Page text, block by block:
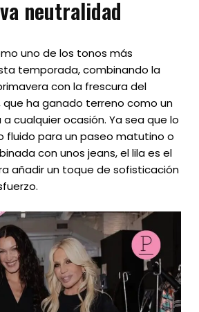
neutralidad
uno de los tonos más
temporada, combinando la
con la frescura del
que ha ganado terreno como un
cualquier ocasión. Ya sea que lo
fluido para un paseo matutino o
con unos jeans, el lila es el
añadir un toque de sofisticación